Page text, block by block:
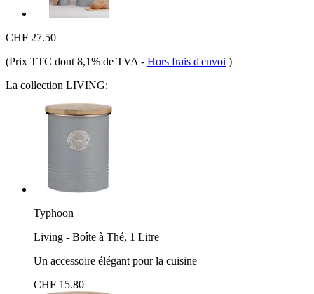
CHF 27.50
(Prix TTC dont 8,1% de TVA - Hors frais d'envoi )
La collection LIVING:
Typhoon
Living - Boîte à Thé, 1 Litre
Un accessoire élégant pour la cuisine
CHF 15.80